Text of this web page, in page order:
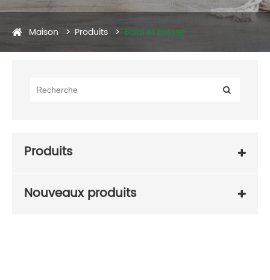
Maison Produits Balai et Brosse
Produits
Nouveaux produits